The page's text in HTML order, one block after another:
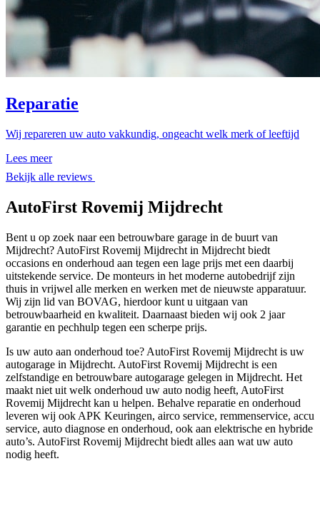
Reparatie
Wij repareren uw auto vakkundig, ongeacht welk merk of leeftijd
Lees meer
Bekijk alle reviews
AutoFirst Rovemij Mijdrecht
Bent u op zoek naar een betrouwbare garage in de buurt van
Mijdrecht? AutoFirst Rovemij Mijdrecht in Mijdrecht biedt
occasions en onderhoud aan tegen een lage prijs met een daarbij
uitstekende service. De monteurs in het moderne autobedrijf zijn
thuis in vrijwel alle merken en werken met de nieuwste apparatuur.
Wij zijn lid van BOVAG, hierdoor kunt u uitgaan van
betrouwbaarheid en kwaliteit. Daarnaast bieden wij ook 2 jaar
garantie en pechhulp tegen een scherpe prijs.
Is uw auto aan onderhoud toe? AutoFirst Rovemij Mijdrecht is uw
autogarage in Mijdrecht. AutoFirst Rovemij Mijdrecht is een
zelfstandige en betrouwbare autogarage gelegen in Mijdrecht. Het
maakt niet uit welk onderhoud uw auto nodig heeft, AutoFirst
Rovemij Mijdrecht kan u helpen. Behalve reparatie en onderhoud
leveren wij ook APK Keuringen, airco service, remmenservice, accu
service, auto diagnose en onderhoud, ook aan elektrische en hybride
auto’s. AutoFirst Rovemij Mijdrecht biedt alles aan wat uw auto
nodig heeft.